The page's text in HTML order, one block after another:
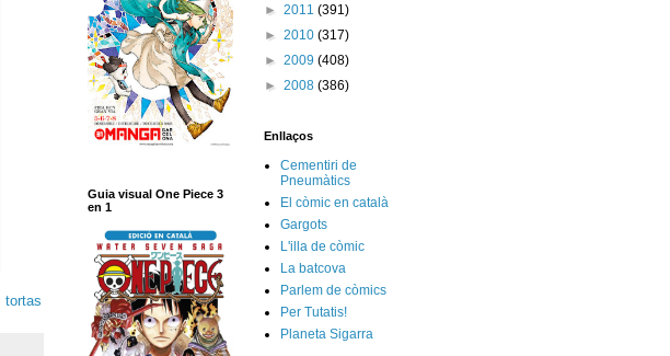
tortas
Guia visual One Piece 3
en 1
► 2011 (391)
► 2010 (317)
► 2009 (408)
► 2008 (386)
Enllaços
Cementiri de
Pneumàtics
El còmic en català
Gargots
L'illa de còmic
La batcova
Parlem de còmics
Per Tutatis!
Planeta Sigarra